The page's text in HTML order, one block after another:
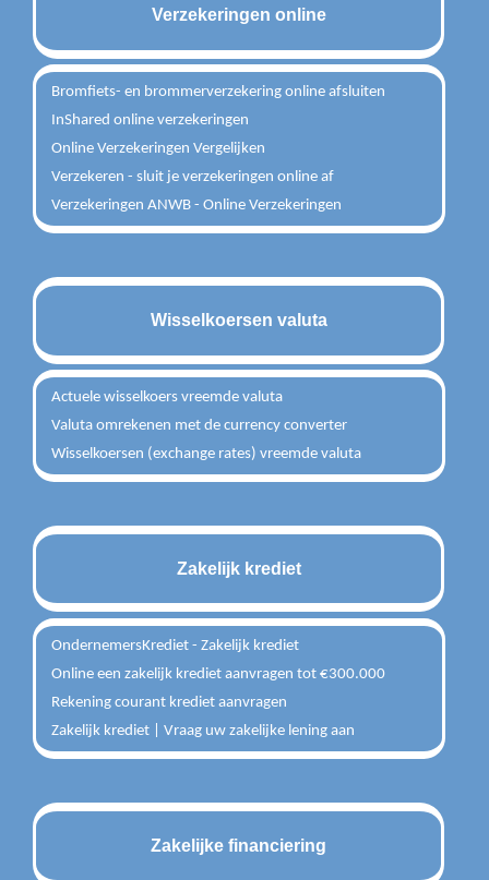
Verzekeringen online
Bromfiets- en brommerverzekering online afsluiten
InShared online verzekeringen
Online Verzekeringen Vergelijken
Verzekeren - sluit je verzekeringen online af
Verzekeringen ANWB - Online Verzekeringen
Wisselkoersen valuta
Actuele wisselkoers vreemde valuta
Valuta omrekenen met de currency converter
Wisselkoersen (exchange rates) vreemde valuta
Zakelijk krediet
OndernemersKrediet - Zakelijk krediet
Online een zakelijk krediet aanvragen tot €300.000
Rekening courant krediet aanvragen
Zakelijk krediet | Vraag uw zakelijke lening aan
Zakelijke financiering